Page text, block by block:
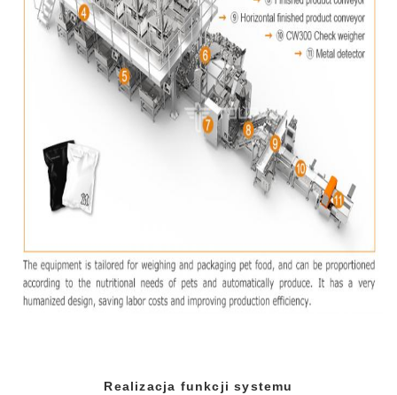
Realizacja funkcji systemu